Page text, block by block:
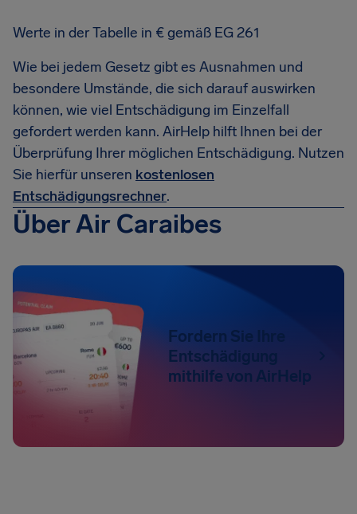
Werte in der Tabelle in € gemäß EG 261
Wie bei jedem Gesetz gibt es Ausnahmen und
besondere Umstände, die sich darauf auswirken
können, wie viel Entschädigung im Einzelfall
gefordert werden kann. AirHelp hilft Ihnen bei der
Überprüfung Ihrer möglichen Entschädigung. Nutzen
Sie hierfür unseren kostenlosen
Entschädigungsrechner.
Über Air Caraibes
Fordern Sie Ihre
Entschädigung
mithilfe von AirHelp